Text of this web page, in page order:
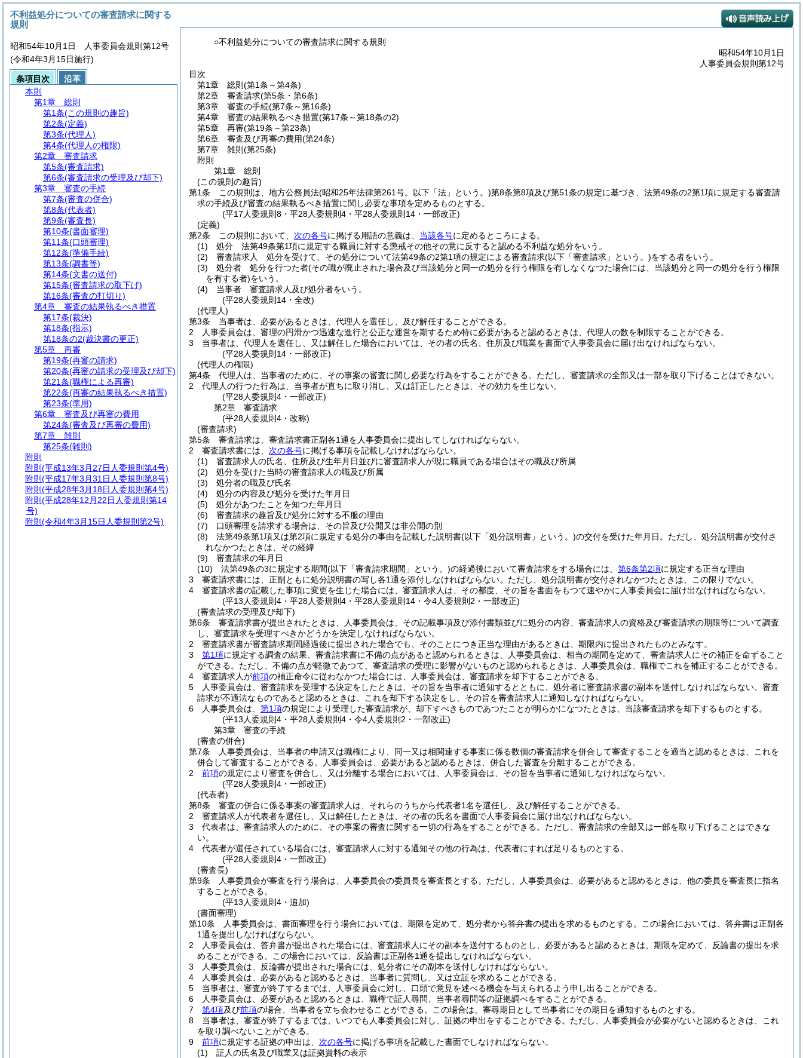
○不利益処分についての審査請求に関する規則
昭和54年10月1日
人事委員会規則第12号
目次
第1章
総則 (第1条～第4条)
第2章
審査請求(第5条・第6条)
第3章
審査の手続(第7条～第16条)
第4章
審査の結果執るべき措置(第17条～第18条の2)
第5章
再審(第19条～第23条)
第6章
審査及び再審の費用(第24条)
第7章
雑則 (第25条)
附則
第1章
総則
(この規則の趣旨)
第1条
この規則は、地方公務員法(昭和25年法律第261号。以下「法」という。)第8条第8項及び第51条の規定に基づき、法第49条の2第1項に規定する審査請
求の手続及び審査の結果執るべき措置に関し必要な事項を定めるものとする。
(平17人委規則8・平28人委規則4・平28人委規則14・一部改正)
(定義)
第2条
この規則において、 次の各号に掲げる用語の意義は、 当該各号に定めるところによる。
(1)
処分 法第49条第1項に規定する職員に対する懲戒その他その意に反すると認める不利益な処分をいう。
(2)
審査請求人 処分を受けて、その処分について法第49条の2第1項の規定による審査請求(以下「審査請求」という。)をする者をいう。
(3)
処分者 処分を行つた者(その職が廃止された場合及び当該処分と同一の処分を行う権限を有しなくなつた場合には、当該処分と同一の処分を行う権限
を有する者)をいう。
(4)
当事者 審査請求人及び処分者をいう。
(平28人委規則14・全改)
(代理人)
第3条
当事者は、必要があるときは、代理人を選任し、及び解任することができる。
2
人事委員会は、審理の円滑かつ迅速な進行と公正な運営を期するため特に必要があると認めるときは、代理人の数を制限することができる。
3
当事者は、代理人を選任し、又は解任した場合においては、その者の氏名、住所及び職業を書面で人事委員会に届け出なければならない。
(平28人委規則14・一部改正)
(代理人の権限)
第4条
代理人は、当事者のために、その事案の審査に関し必要な行為をすることができる。 ただし、審査請求の全部又は一部を取り下げることはできない。
2
代理人の行つた行為は、当事者が直ちに取り消し、又は訂正したときは、その効力を生じない。
(平28人委規則4・一部改正)
第2章
審査請求
(平28人委規則4・改称)
(審査請求)
第5条
審査請求は、審査請求書正副各1通を人事委員会に提出してしなければならない。
2
審査請求書には、 次の各号に掲げる事項を記載しなければならない。
(1)
審査請求人の氏名、住所及び生年月日並びに審査請求人が現に職員である場合はその職及び所属
(2)
処分を受けた当時の審査請求人の職及び所属
(3)
処分者の職及び氏名
(4)
処分の内容及び処分を受けた年月日
(5)
処分があつたことを知つた年月日
(6)
審査請求の趣旨及び処分に対する不服の理由
(7)
口頭審理を請求する場合は、その旨及び公開又は非公開の別
(8)
法第49条第1項又は第2項に規定する処分の事由を記載した説明書(以下「処分説明書」という。)の交付を受けた年月日。 ただし、処分説明書が交付さ
れなかつたときは、その経緯
(9)
審査請求の年月日
(10)
法第49条の3に規定する期間(以下「審査請求期間」という。)の経過後において審査請求をする場合には、 第6条第2項に規定する正当な理由
3
審査請求書には、正副ともに処分説明書の写し各1通を添付しなければならない。 ただし、処分説明書が交付されなかつたときは、この限りでない。
4
審査請求書の記載した事項に変更を生じた場合には、審査請求人は、その都度、その旨を書面をもつて速やかに人事委員会に届け出なければならない。
(平13人委規則4・平28人委規則4・平28人委規則14・令4人委規則2・一部改正)
(審査請求の受理及び却下)
第6条
審査請求書が提出されたときは、人事委員会は、その記載事項及び添付書類並びに処分の内容、審査請求人の資格及び審査請求の期限等について調査
し、審査請求を受理すべきかどうかを決定しなければならない。
2
審査請求書が審査請求期間経過後に提出された場合でも、そのことにつき正当な理由があるときは、期限内に提出されたものとみなす。
3
第1項に規定する調査の結果、審査請求書に不備の点があると認められるときは、人事委員会は、相当の期間を定めて、審査請求人にその補正を命ずること
ができる。 ただし、不備の点が軽微であつて、審査請求の受理に影響がないものと認められるときは、人事委員会は、職権でこれを補正することができる。
4
審査請求人が前項の補正命令に従わなかつた場合には、人事委員会は、審査請求を却下することができる。
5
人事委員会は、審査請求を受理する決定をしたときは、その旨を当事者に通知するとともに、処分者に審査請求書の副本を送付しなければならない。 審査
請求が不適法なものであると認めるときは、これを却下する決定をし、その旨を審査請求人に通知しなければならない。
6
人事委員会は、 第1項の規定により受理した審査請求が、却下すべきものであつたことが明らかになつたときは、当該審査請求を却下するものとする。
(平13人委規則4・平28人委規則4・令4人委規則2・一部改正)
第3章
審査の手続
(審査の併合)
第7条
人事委員会は、当事者の申請又は職権により、同一又は相関連する事案に係る数個の審査請求を併合して審査することを適当と認めるときは、これを
併合して審査することができる。
人事委員会は、必要があると認めるときは、併合した審査を分離することができる。
2
前項の規定により審査を併合し、又は分離する場合においては、人事委員会は、その旨を当事者に通知しなければならない。
(平28人委規則4・一部改正)
(代表者)
第8条
審査の併合に係る事案の審査請求人は、それらのうちから代表者1名を選任し、及び解任することができる。
2
審査請求人が代表者を選任し、又は解任したときは、その者の氏名を書面で人事委員会に届け出なければならない。
3
代表者は、審査請求人のために、その事案の審査に関する一切の行為をすることができる。 ただし、審査請求の全部又は一部を取り下げることはできな
い。
4
代表者が選任されている場合には、審査請求人に対する通知その他の行為は、代表者にすれば足りるものとする。
(平28人委規則4・一部改正)
(審査長)
第9条
人事委員会が審査を行う場合は、人事委員会の委員長を審査長とする。 ただし、人事委員会は、必要があると認めるときは、他の委員を審査長に指名
することができる。
(平13人委規則4・追加)
(書面審理)
第10条
人事委員会は、書面審理を行う場合においては、期限を定めて、処分者から答弁書の提出を求めるものとする。
この場合においては、答弁書は正副各
1通を提出しなければならない。
2
人事委員会は、答弁書が提出された場合には、審査請求人にその副本を送付するものとし、必要があると認めるときは、期限を定めて、反論書の提出を求
めることができる。
この場合においては、反論書は正副各1通を提出しなければならない。
3
人事委員会は、反論書が提出された場合には、処分者にその副本を送付しなければならない。
4
人事委員会は、必要があると認めるときは、当事者に質問し、又は立証を求めることができる。
5
当事者は、審査が終了するまでは、人事委員会に対し、口頭で意見を述べる機会を与えられるよう申し出ることができる。
6
人事委員会は、必要があると認めるときは、職権で証人尋問、当事者尋問等の証拠調べをすることができる。
7
第4項及び前項の場合、当事者を立ち会わせることができる。
この場合は、審尋期日として当事者にその期日を通知するものとする。
8
当事者は、審査が終了するまでは、いつでも人事委員会に対し、証拠の申出をすることができる。 ただし、人事委員会が必要がないと認めるときは、これ
を取り調べないことができる。
9
前項に規定する証拠の申出は、 次の各号に掲げる事項を記載した書面でしなければならない。
(1)
証人の氏名及び職業又は証拠資料の表示
不利益処分についての審査請求に関する
規則
昭和54年10月1日 人事委員会規則第12号
(令和4年3月15日施行)
条項目次
沿革
本則
第1章
総則
第1条(この規則の趣旨)
第2条(定義)
第3条(代理人)
第4条(代理人の権限)
第2章
審査請求
第5条(審査請求)
第6条(審査請求の受理及び却下)
第3章
審査の手続
第7条(審査の併合)
第8条(代表者)
第9条(審査長)
第10条(書面審理)
第11条(口頭審理)
第12条(準備手続)
第13条(調書等)
第14条(文書の送付)
第15条(審査請求の取下げ)
第16条(審査の打切り)
第4章
審査の結果執るべき措置
第17条(裁決)
第18条(指示)
第18条の2(裁決書の更正)
第5章
再審
第19条(再審の請求)
第20条(再審の請求の受理及び却下)
第21条(職権による再審)
第22条(再審の結果執るべき措置)
第23条(準用)
第6章
審査及び再審の費用
第24条(審査及び再審の費用)
第7章
雑則
第25条(雑則)
附則
附則 (平成13年3月27日人委規則第4号)
附則 (平成17年3月31日人委規則第8号)
附則 (平成28年3月18日人委規則第4号)
附則 (平成28年12月22日人委規則第14
号)
附則 (令和4年3月15日人委規則第2号)